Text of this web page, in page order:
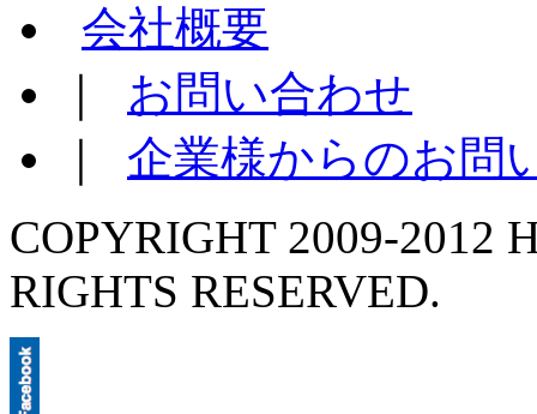
会社概要
お問い合わせ
企業様からのお問
COPYRIGHT 2009-2012
RIGHTS RESERVED.